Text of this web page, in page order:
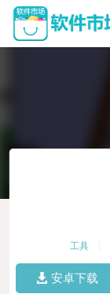
工具
安卓下载